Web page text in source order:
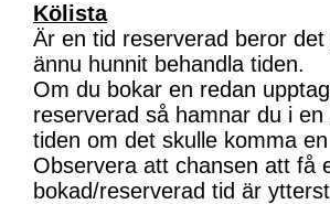
Kölista
Är en tid reserverad beror
ännu hunnit behandla tiden.
Om du bokar en redan
reserverad så hamnar du i en
tiden om det skulle komma
Observera att chansen att få
bokad/reserverad tid är